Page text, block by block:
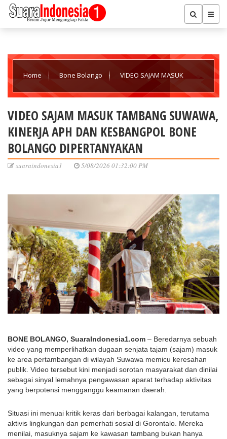
Home Bone Bolango VIDEO SAJAM MASUK
BOLANGO DIPERTANYAKAN
VIDEO SAJAM MASUK TAMBANG SUWAWA,
KINERJA APH DAN KESBANGPOL BONE
BOLANGO DIPERTANYAKAN
suaraindonesia1 5/08/2026 01:32:00 PM
BONE BOLANGO, SuaraIndonesia1.com – Beredarnya sebuah
video yang memperlihatkan dugaan senjata tajam (sajam) masuk
ke area pertambangan di wilayah Suwawa memicu keresahan
publik. Video tersebut kini menjadi sorotan masyarakat dan dinilai
sebagai sinyal lemahnya pengawasan aparat terhadap aktivitas
yang berpotensi mengganggu keamanan daerah.
Situasi ini menuai kritik keras dari berbagai kalangan, terutama
aktivis lingkungan dan pemerhati sosial di Gorontalo. Mereka
menilai, masuknya sajam ke kawasan tambang bukan hanya